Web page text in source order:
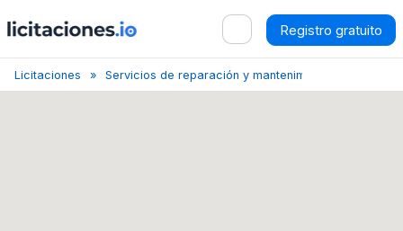
Registro gratuito
Licitaciones Servicios de reparación y mantenimiento de